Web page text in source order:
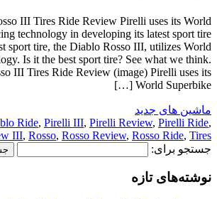
III Tires Ride Review Pirelli uses its World
technology in developing its latest sport tire
sport tire, the Diablo Rosso III, utilizes World
Is it the best sport tire? See what we think.
III Tires Ride Review (image) Pirelli uses its
World Superbike […]
ماشین های جدید
Ride, Pirelli III, Pirelli Review, Pirelli Ride,
III, Rosso, Rosso Review, Rosso Ride, Tires
جستجو برای:
نوشته‌های تازه